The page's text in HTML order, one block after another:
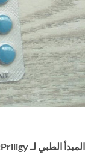
المبدأ الطبي لـ Priligy: